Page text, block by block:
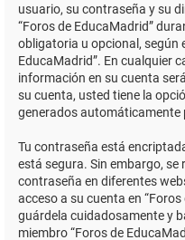
usuario, su contraseña y su
“Foros de EducaMadrid”
obligatoria u opcional, según
EducaMadrid”. En cualquier
información en su cuenta
su cuenta, usted tiene la
generados automáticamente
Tu contraseña está
está segura. Sin embargo, se
contraseña en diferentes
acceso a su cuenta en
guárdela cuidadosamente y
miembro “Foros de